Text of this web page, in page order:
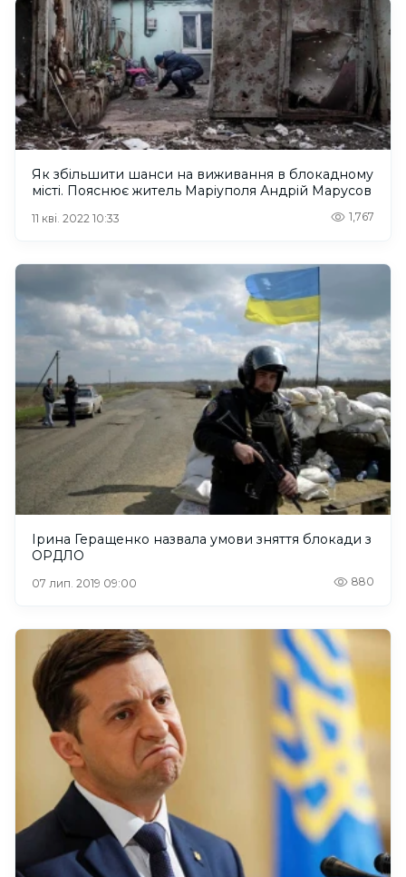
Як збільшити шанси на виживання в блокадному
місті. Пояснює житель Маріуполя Андрій Марусов
11 кві. 2022 10:33 1,767
Ірина Геращенко назвала умови зняття блокади з
ОРДЛО
07 лип. 2019 09:00 880